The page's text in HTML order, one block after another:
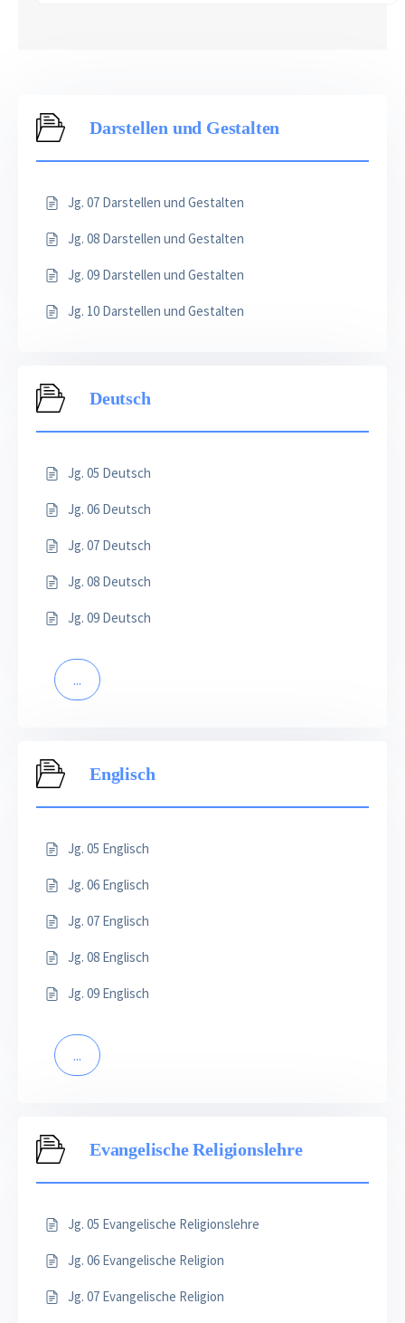
Darstellen und Gestalten
Jg. 07 Darstellen und Gestalten
Jg. 08 Darstellen und Gestalten
Jg. 09 Darstellen und Gestalten
Jg. 10 Darstellen und Gestalten
Deutsch
Jg. 05 Deutsch
Jg. 06 Deutsch
Jg. 07 Deutsch
Jg. 08 Deutsch
Jg. 09 Deutsch
...
Englisch
Jg. 05 Englisch
Jg. 06 Englisch
Jg. 07 Englisch
Jg. 08 Englisch
Jg. 09 Englisch
...
Evangelische Religionslehre
Jg. 05 Evangelische Religionslehre
Jg. 06 Evangelische Religion
Jg. 07 Evangelische Religion